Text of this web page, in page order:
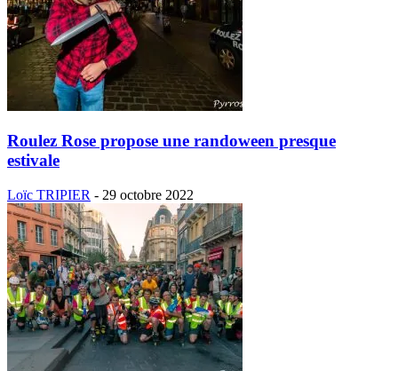
Roulez Rose propose une randoween presque
estivale
Loïc TRIPIER - 29 octobre 2022